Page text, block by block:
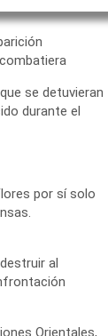
se detuvieran
durante el
por sí solo
al
Orientales,